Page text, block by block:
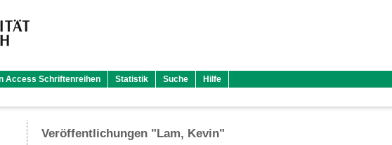
Access Schriftenreihen Statistik Suche Hilfe
Veröffentlichungen "Lam, Kevin"